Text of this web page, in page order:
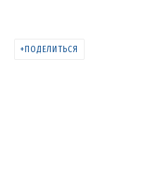
ПОДЕЛИТЬСЯ